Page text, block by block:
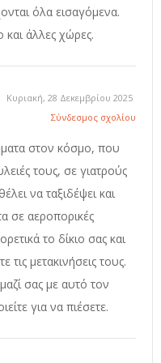
όλα εισαγόμενα.
άλλες χώρες.
Κυριακή, 28 Δεκεμβρίου 2025
Σύνδεσμος σχολίου
στον κόσμο, που
τους, σε γιατρούς
να ταξιδέψει και
σε αεροπορικές
το δίκιο σας και
τις μετακινήσεις τους.
σας με αυτό τον
για να πιέσετε.